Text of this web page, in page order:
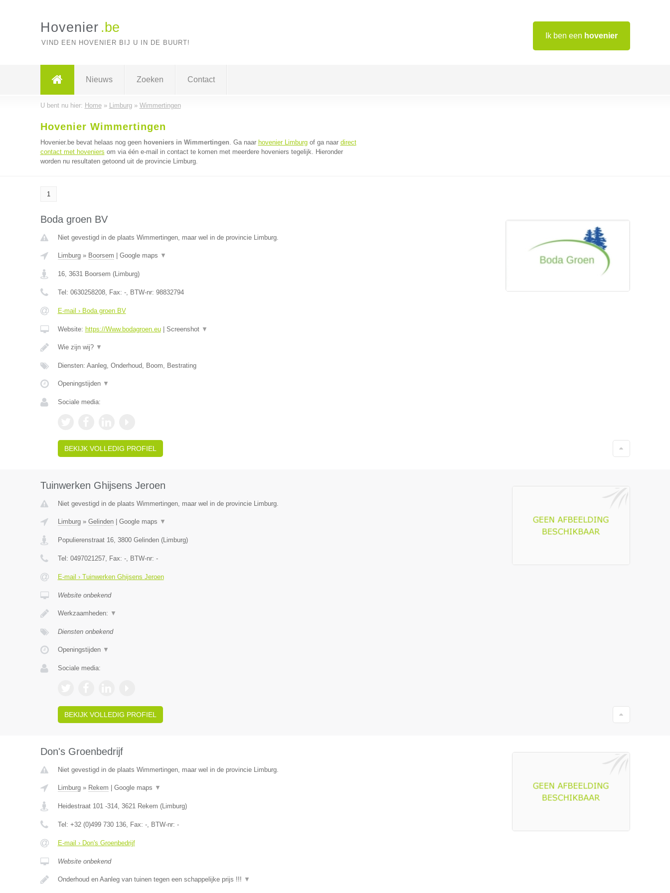
Ik ben een hovenier
Hovenier .be
VIND EEN HOVENIER BIJ U IN DE BUURT!
Nieuws Zoeken Contact
U bent nu hier: Home» Limburg» Wimmertingen
Hovenier Wimmertingen
Hovenier.be bevat helaas nog geen hoveniers in Wimmertingen. Ga naar hovenier Limburgof ga naar direct
contact met hoveniers om via één e-mail in contact te komen met meerdere hoveniers tegelijk. Hieronder
worden nu resultaten getoond uit de provincie Limburg.
1
Boda groen BV
Niet gevestigd in de plaats Wimmertingen, maar wel in de provincie Limburg.
Limburg» Boorsem Google maps ▼
16, 3631 Boorsem (Limburg)
Tel: 0630258208, Fax: -, BTW-nr: 98832794
E-mail › Boda groen BV
Website: https://Www.bodagroen.eu| Screenshot ▼
Wie zijn wij? ▼
Diensten: Aanleg, Onderhoud, Boom, Bestrating
Openingstijden ▼
Sociale media:
BEKIJK VOLLEDIG PROFIEL
Tuinwerken Ghijsens Jeroen
Niet gevestigd in de plaats Wimmertingen, maar wel in de provincie Limburg.
Limburg» Gelinden| Google maps ▼
Populierenstraat 16, 3800 Gelinden(Limburg)
Tel: 0497021257, Fax: -, BTW-nr: -
E-mail › Tuinwerken Ghijsens Jeroen
Website onbekend
Werkzaamheden: ▼
Diensten onbekend
Openingstijden ▼
Sociale media:
BEKIJK VOLLEDIG PROFIEL
Don's Groenbedrijf
Niet gevestigd in de plaats Wimmertingen, maar wel in de provincie Limburg.
Limburg» Rekem Google maps ▼
Heidestraat 101 -314, 3621 Rekem (Limburg)
Tel: +32 (0)499 730 136, Fax: -, BTW-nr: -
E-mail › Don's Groenbedrijf
Website onbekend
Onderhoud en Aanleg van tuinen tegen een schappelijke prijs !!! ▼